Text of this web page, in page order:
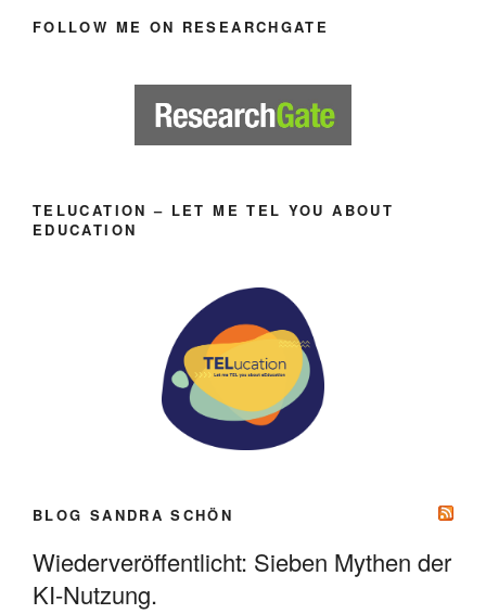
FOLLOW ME ON RESEARCHGATE
TELUCATION – LET ME TEL YOU ABOUT
EDUCATION
BLOG SANDRA SCHÖN
Wiederveröffentlicht: Sieben Mythen der
KI-Nutzung.